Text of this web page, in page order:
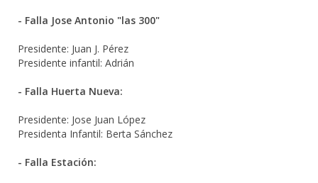
- Falla Jose Antonio "las 300"
Presidente: Juan J. Pérez
Presidente infantil: Adrián
- Falla Huerta Nueva:
Presidente: Jose Juan López
Presidenta Infantil: Berta Sánchez
- Falla Estación: